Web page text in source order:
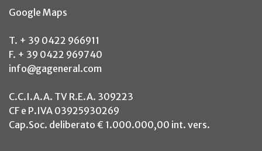
Google Maps
T. + 39 0422 966911
F. + 39 0422 969740
info@gageneral.com
C.C.I.A.A. TV R.E.A. 309223
CF e P.IVA 03925930269
Cap.Soc. deliberato € 1.000.000,00 int. vers.